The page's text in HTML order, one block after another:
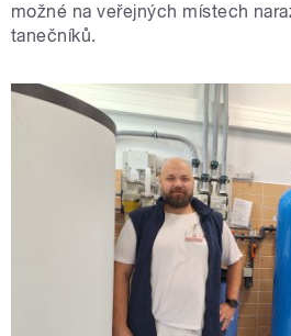
možné na veřejných místech
tanečníků.